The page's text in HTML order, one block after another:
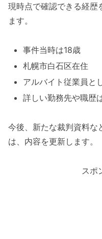
現時点で確認できる経歴
ます。
事件当時は18歳
札幌市白石区在住
アルバイト従業員と
詳しい勤務先や職歴
今後、新たな裁判資料な
は、内容を更新します。
スポ